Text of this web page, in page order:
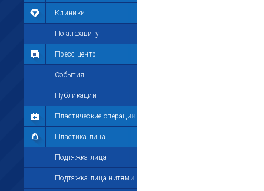
Клиники
По алфавиту
Пресс-центр
События
Публикации
Пластические операции
Пластика лица
Подтяжка лица
Подтяжка лица нитями
Мои фотографии
Мои комментарии
Мои друзья
Моё избранное
Мои настройки